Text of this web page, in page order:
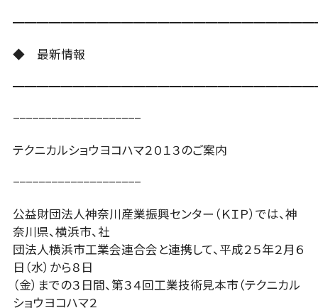
◆ 最新情報
−−−−−−−−−−−−−−−−−−−−
テクニカルショウヨコハマ２０１３のご案内
−−−−−−−−−−−−−−−−−−−−
公益財団法人神奈川産業振興センター（ＫＩＰ）では、神
奈川県、横浜市、社
団法人横浜市工業会連合会と連携して、平成２５年２月６
日（水）から８日
（金）までの３日間、第３４回工業技術見本市（テクニカル
ショウヨコハマ２